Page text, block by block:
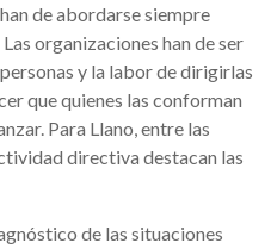
de abordarse siempre
Las organizaciones han de ser
y la labor de dirigirlas
que quienes las conforman
Para Llano, entre las
directiva destacan las
de las situaciones